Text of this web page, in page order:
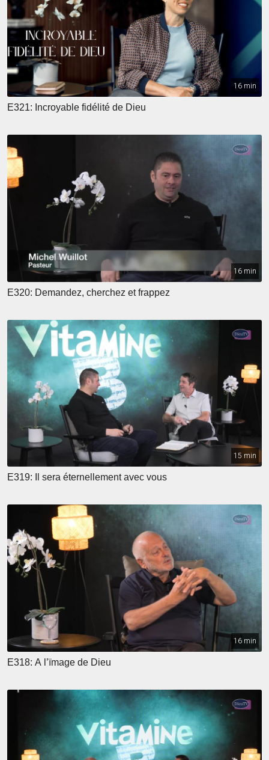
16 min
E321: Incroyable fidélité de Dieu
16 min
E320: Demandez, cherchez et frappez
15 min
E319: Il sera éternellement avec vous
16 min
E318: A l’ïmage de Dieu